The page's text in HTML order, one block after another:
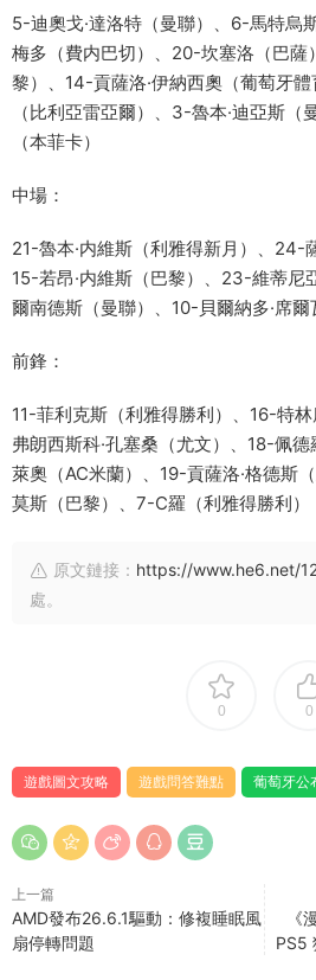
5-迪奧戈·達洛特（曼聯）、6-馬特烏
梅多（費内巴切）、20-坎塞洛（巴薩
黎）、14-貢薩洛·伊納西奧（葡萄牙
（比利亞雷亞爾）、3-魯本·迪亞斯（
（本菲卡）
中場：
21-魯本·内維斯（利雅得新月）、24-
15-若昂·内維斯（巴黎）、23-維蒂尼
爾南德斯（曼聯）、10-貝爾納多·席爾
前鋒：
11-菲利克斯（利雅得勝利）、16-特
弗朗西斯科·孔塞桑（尤文）、18-佩
萊奧（AC米蘭）、19-貢薩洛·格德斯
莫斯（巴黎）、7-C羅（利雅得勝利）
原文鏈接： https://www.he6.net/
處。
0 0
遊戲圖文攻略 遊戲問答難點 葡萄牙公
上一篇
AMD發布26.6.1驅動：修複睡眠風
扇停轉問題
《
PS5